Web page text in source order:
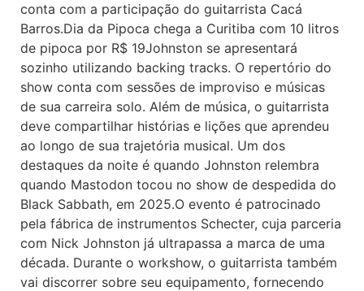
conta com a participação do guitarrista Cacá
Barros.Dia da Pipoca chega a Curitiba com 10 litros
de pipoca por R$ 19Johnston se apresentará
sozinho utilizando backing tracks. O repertório do
show conta com sessões de improviso e músicas
de sua carreira solo. Além de música, o guitarrista
deve compartilhar histórias e lições que aprendeu
ao longo de sua trajetória musical. Um dos
destaques da noite é quando Johnston relembra
quando Mastodon tocou no show de despedida do
Black Sabbath, em 2025.O evento é patrocinado
pela fábrica de instrumentos Schecter, cuja parceria
com Nick Johnston já ultrapassa a marca de uma
década. Durante o workshow, o guitarrista também
vai discorrer sobre seu equipamento, fornecendo